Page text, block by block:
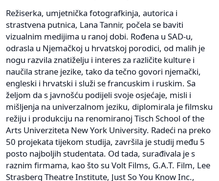
Režiserka, umjetnička fotografkinja, autorica i
strastvena putnica, Lana Tannir, počela se baviti
vizualnim medijima u ranoj dobi. Rođena u SAD-u,
odrasla u Njemačkoj u hrvatskoj porodici, od malih je
nogu razvila znatiželju i interes za različite kulture i
naučila strane jezike, tako da tečno govori njemački,
engleski i hrvatski i služi se francuskim i ruskim. Sa
željom da s javnošću podijeli svoje osjećaje, misli i
mišljenja na univerzalnom jeziku, diplomirala je filmsku
režiju i produkciju na renomiranoj Tisch School of the
Arts Univerziteta New York University. Radeći na preko
50 projekata tijekom studija, završila je studij među 5
posto najboljih studentata. Od tada, surađivala je s
raznim firmama, kao što su Volt Films, G.A.T. Film, Lee
Strasberg Theatre Institute, Just So You Know Inc.,